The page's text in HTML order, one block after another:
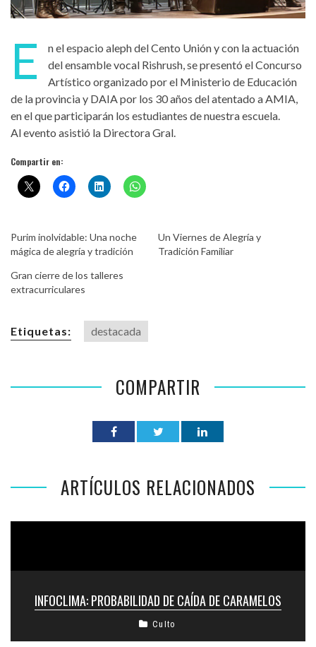
E
n el espacio aleph del Cento Unión y con la actuación
del ensamble vocal Rishrush, se presentó el Concurso
Artístico organizado por el Ministerio de Educación
de la provincia y DAIA por los 30 años del atentado a AMIA,
en el que participarán los estudiantes de nuestra escuela.
Al evento asistió la Directora Gral.
Compartir en:
Purim inolvidable: Una noche
mágica de alegría y tradición
Un Viernes de Alegría y
Tradición Familiar
Gran cierre de los talleres
extracurriculares
Etiquetas: destacada
COMPARTIR
ARTÍCULOS RELACIONADOS
INFOCLIMA: PROBABILIDAD DE CAÍDA DE CARAMELOS
Culto